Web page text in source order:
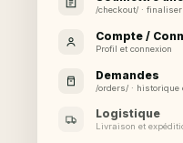
/checkout/ ·
Compte /
Profil et connexion
Demandes
/orders/ · historique
Logistique
Livraison et